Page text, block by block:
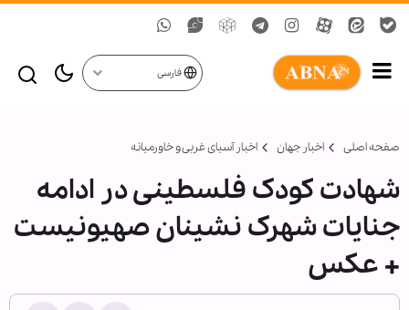
فارسی
صفحه اصلی اخبار جهان اخبار آسیای غربی و خاورمیانه
شهادت کودک فلسطینی در ادامه
جنایات شهرک نشینان صهیونیست
+ عکس